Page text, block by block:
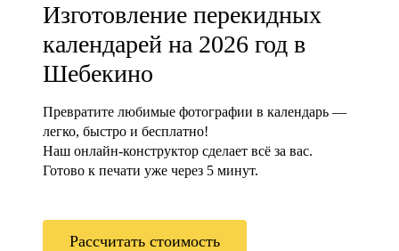
Изготовление перекидных
календарей на 2026 год в
Шебекино
Превратите любимые фотографии в календарь —
легко, быстро и бесплатно!
Наш онлайн-конструктор сделает всё за вас.
Готово к печати уже через 5 минут.
Рассчитать стоимость